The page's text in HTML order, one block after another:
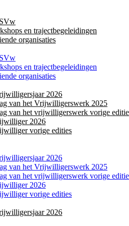
en trajectbegeleidingen
organisaties
en trajectbegeleidingen
organisaties
2026
van het Vrijwilligerswerk 2025
van het vrijwilligerswerk vorige
2026
vorige edities
2026
van het Vrijwilligerswerk 2025
van het vrijwilligerswerk vorige
2026
vorige edities
2026